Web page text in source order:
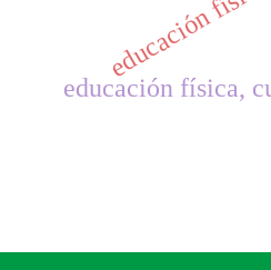
educación física
educación física,